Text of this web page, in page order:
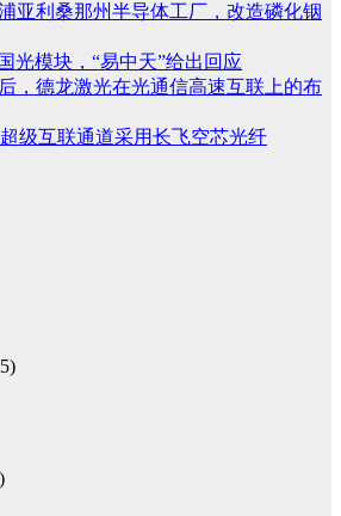
亚利桑那州半导体工厂，改造磷化铟
光模块，“易中天”给出回应
，德龙激光在光通信高速互联上的布
级互联通道采用长飞空芯光纤